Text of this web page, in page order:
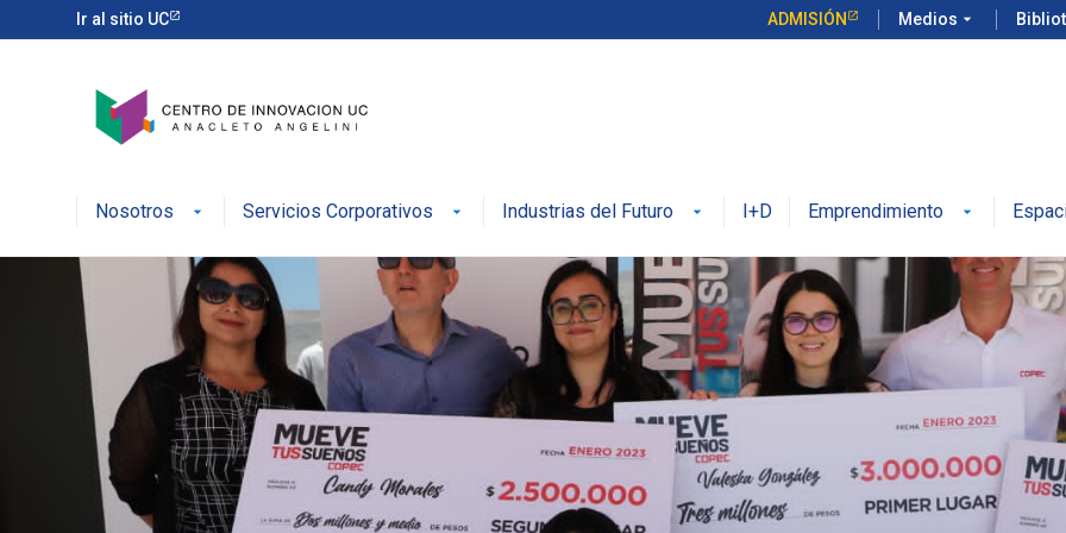
Ir al sitio UC ADMISIÓN Medios arrow_drop_down
Nosotros Servicios Corporativos Industrias del Futuro I+D Emprendimiento